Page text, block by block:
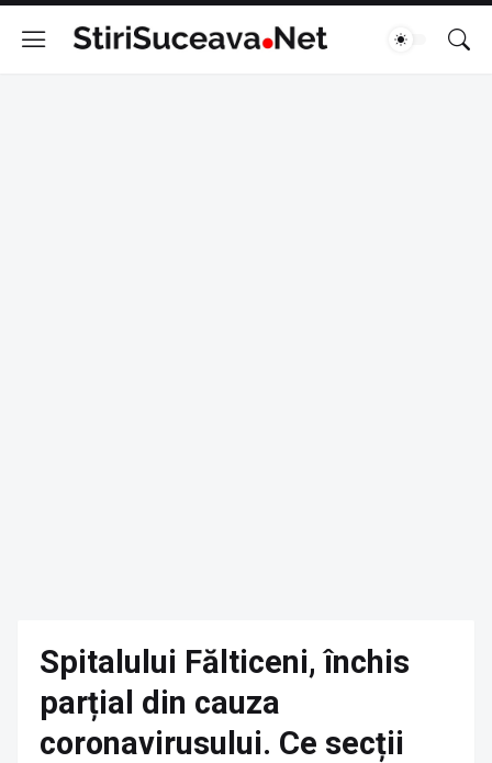
Spitalului Fălticeni, închis
parțial din cauza
coronavirusului. Ce secții